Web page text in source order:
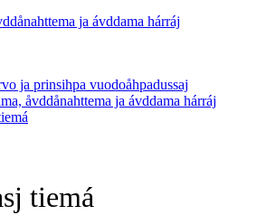
ja ávddama hárráj
ja prinsihpa vuodoåhpadussaj
åvddånahttema ja ávddama hárráj
tiemá